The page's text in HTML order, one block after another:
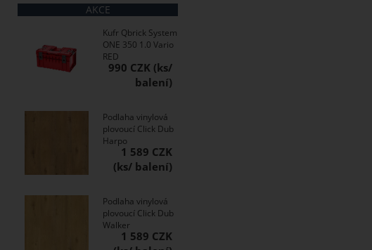
AKCE
Kufr Qbrick System
ONE 350 1.0 Vario
RED
990 CZK
Podlaha vinylová
plovoucí Click Dub
Harpo
1 589 CZK
Podlaha vinylová
plovoucí Click Dub
Walker
1 589 CZK